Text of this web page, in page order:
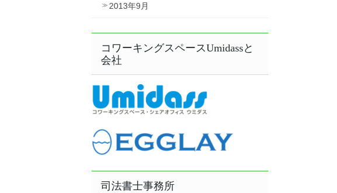
2013年9月
コワーキングスペースUmidassと
会社
司法書士事務所